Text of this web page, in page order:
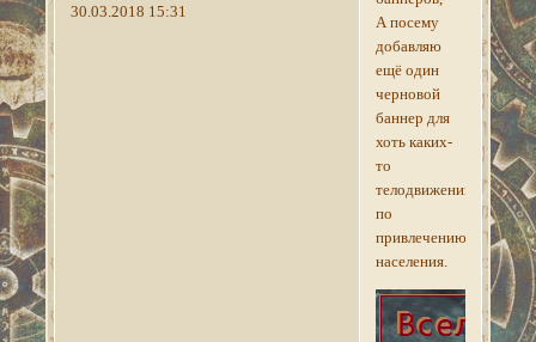
30.03.2018 15:31
А посему
добавляю
ещё один
черновой
баннер для
хоть каких-
то
телодвижений
по
привлечению
населения.